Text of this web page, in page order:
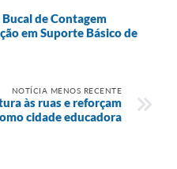
de Contagem
em Suporte Básico de
NOTÍCIA MENOS RECENTE
às ruas e reforçam
cidade educadora